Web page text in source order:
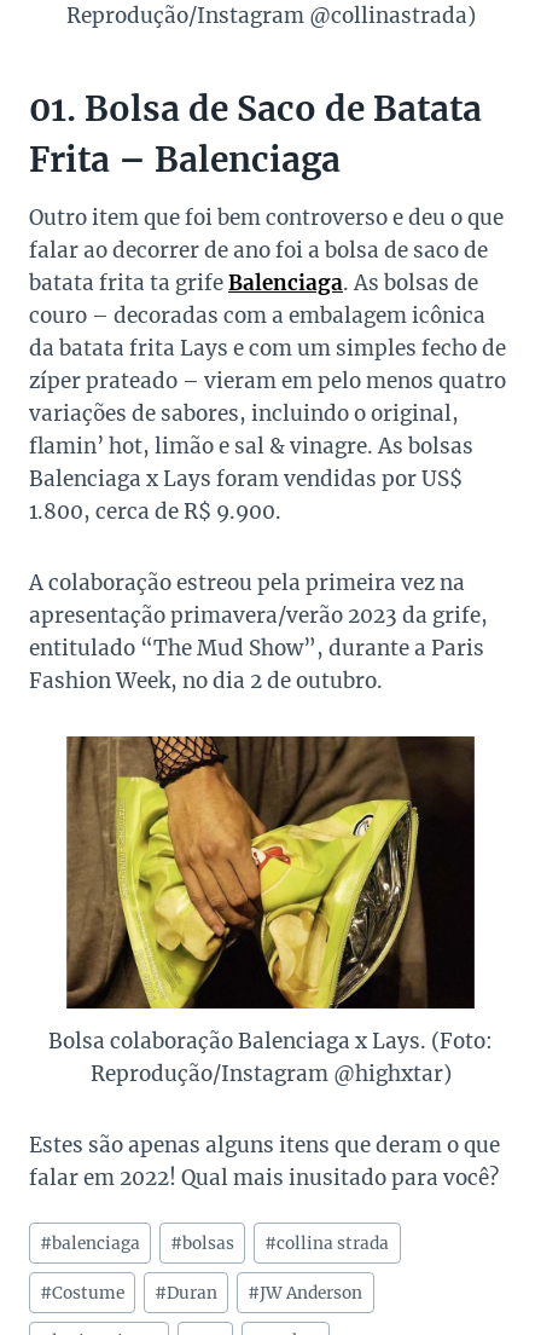
Reprodução/Instagram @collinastrada)
01. Bolsa de Saco de Batata
Frita – Balenciaga
Outro item que foi bem controverso e deu o que
falar ao decorrer de ano foi a bolsa de saco de
batata frita ta grifeBalenciaga. As bolsas de
couro – decoradas com a embalagem icônica
da batata frita Lays e com um simples fecho de
zíper prateado – vieram em pelo menos quatro
variações de sabores, incluindo o original,
flamin’ hot, limão e sal & vinagre. As bolsas
Balenciaga x Lays foram vendidas por US$
1.800, cerca de R$ 9.900.
A colaboração estreou pela primeira vez na
apresentação primavera/verão 2023 da grife,
entitulado “The Mud Show”, durante a Paris
Fashion Week, no dia 2 de outubro.
Bolsa colaboração Balenciaga x Lays. (Foto:
Reprodução/Instagram @highxtar)
Estes são apenas alguns itens que deram o que
falar em 2022! Qual mais inusitado para você?
Tags
do
Post:
#balenciaga #bolsas #collina strada
#Costume #Duran #JW Anderson